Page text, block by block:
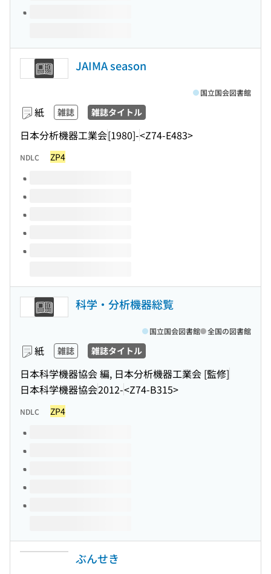
JAIMA season
紙 雑誌 雑誌タイトル
日本分析機器工業会[1980]-<Z74-E483>
国立国会図書館
NDLC ZP4
このタイトルの巻号
科学・分析機器総覧
紙 雑誌 雑誌タイトル
日本科学機器協会 編, 日本分析機器工業会 [監修]
日本科学機器協会2012-<Z74-B315>
国立国会図書館 全国の図書館
NDLC ZP4
このタイトルの巻号
ぶんせき